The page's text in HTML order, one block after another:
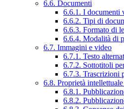
6.6. Documenti
6.6.1. I documenti
6.6.2. Tipi di
6.6.3. Formato di
6.6.4. Modalità di
6.7. Immagini e video
6.7.1. Testo
6.7.2. Sottotitoli
6.7.3. Trascrizioni
6.8. Proprietà
6.8.1.
6.8.2.